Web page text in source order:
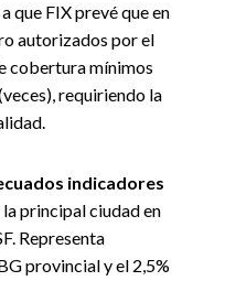
que FIX prevé que en
autorizados por el
cobertura mínimos
requiriendo la
indicadores
la principal ciudad en
Representa
provincial y el 2,5%